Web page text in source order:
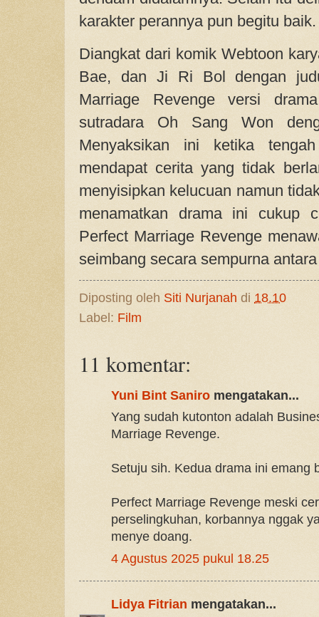
karakter perannya pun begitu baik.
Diangkat dari komik Webtoon
Bae, dan Ji Ri Bol dengan
Marriage Revenge versi
sutradara Oh Sang Won
Menyaksikan ini ketika
mendapat cerita yang tidak
menyisipkan kelucuan namun
menamatkan drama ini cukup
Perfect Marriage Revenge
seimbang secara sempurna
Diposting oleh Siti Nurjanah di 18.10
Label: Film
11 komentar:
Yuni Bint Saniro mengatakan...
Yang sudah kutonton adalah
Marriage Revenge.
Setuju sih. Kedua drama ini emang
Perfect Marriage Revenge meski
perselingkuhan, korbannya nggak
menye doang.
4 Agustus 2025 pukul 18.25
Lidya Fitrian mengatakan...